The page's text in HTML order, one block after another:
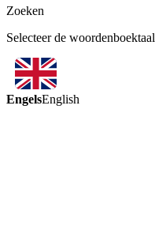
Zoeken
Selecteer de woordenboektaal
EngelsEnglish